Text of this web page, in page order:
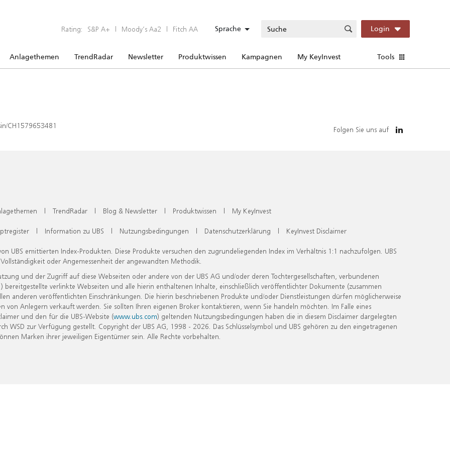
Rating: S&P A+ | Moody’s Aa2 | Fitch AA Sprache Login
Anlagethemen TrendRadar Newsletter Produktwissen Kampagnen My KeyInvest Tools
CH1579653481 Folgen Sie uns auf
| TrendRadar | Blog & Newsletter | Produktwissen | My KeyInvest
| Information zu UBS | Nutzungsbedingungen | Datenschutzerklärung | KeyInvest Disclaimer
UBS emittierten Index-Produkten. Diese Produkte versuchen den zugrundeliegenden Index im Verhältnis 1:1 nachzufolgen. UBS
oder Angemessenheit der angewandten Methodik.
und der Zugriff auf diese Webseiten oder andere von der UBS AG und/oder deren Tochtergesellschaften, verbundenen
verlinkte Webseiten und alle hierin enthaltenen Inhalte, einschließlich veröffentlichter Dokumente (zusammen
anderen veröffentlichten Einschränkungen. Die hierin beschriebenen Produkte und/oder Dienstleistungen dürfen möglicherweise
Anlegern verkauft werden. Sie sollten Ihren eigenen Broker kontaktieren, wenn Sie handeln möchten. Im Falle eines
und den für die UBS-Website (www.ubs.com) geltenden Nutzungsbedingungen haben die in diesem Disclaimer dargelegten
zur Verfügung gestellt. Copyright der UBS AG, 1998 - 2026. Das Schlüsselsymbol und UBS gehören zu den eingetragenen
Marken ihrer jeweiligen Eigentümer sein. Alle Rechte vorbehalten.